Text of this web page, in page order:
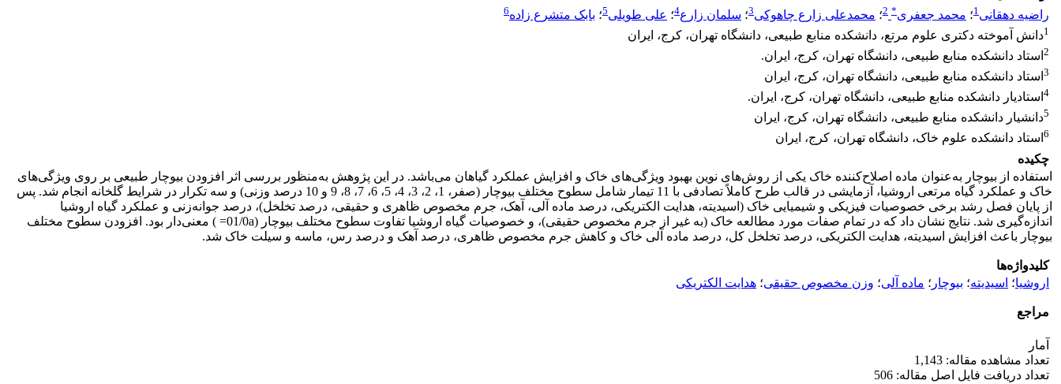
راضیه دهقانی1؛ محمد جعفری*
2؛ محمدعلی زارع چاهوکی3؛ سلمان زارع4؛ علی طویلی5؛ بابک متشرع زاده6
1دانش آموخته دکتری علوم مرتع، دانشکده منابع طبیعی، دانشگاه تهران، کرج، ایران
2 استاد دانشکده منابع طبیعی، دانشگاه تهران، کرج، ایران.
3 استاد دانشکده منابع طبیعی، دانشگاه تهران، کرج، ایران
4 استادیار دانشکده منابع طبیعی، دانشگاه تهران، کرج، ایران.
5دانشیار دانشکده منابع طبیعی، دانشگاه تهران، کرج، ایران
6 استاد دانشکده علوم خاک، دانشگاه تهران، کرج، ایران
چکیده
استفاده از بیوچار به‌عنوان ماده اصلاح‌کننده خاک یکی از روش‌های نوین بهبود ویژگی‌های خاک و افزایش عملکرد گیاهان می‌باشد. در این پژوهش به‌منظور بررسی اثر افزودن بیوچار طبیعی بر روی ویژگی‌های
خاک و عملکرد گیاه مرتعی اروشیا، آزمایشی در قالب طرح کاملاً تصادفی با 11 تیمار شامل سطوح مختلف بیوچار (صفر، 1، 2، 3، 4، 5، 6، 7، 8، 9 و 10 درصد وزنی) و سه تکرار در شرایط گلخانه انجام شد. پس
از پایان فصل رشد برخی خصوصیات فیزیکی و شیمیایی خاک (اسیدیته، هدایت الکتریکی، درصد ماده آلی، آهک، جرم مخصوص ظاهری و حقیقی، درصد تخلخل)، درصد جوانه‌زنی و عملکرد گیاه اروشیا
اندازه‌گیری شد. نتایج نشان داد که در تمام صفات مورد مطالعه خاک (به غیر از جرم مخصوص حقیقی)، و خصوصیات گیاه اروشیا تفاوت سطوح مختلف بیوچار (01/0a= ) معنی‌دار بود. افزودن سطوح مختلف
بیوچار باعث افزایش اسیدیته، هدایت الکتریکی، درصد تخلخل کل، درصد ماده آلی خاک و کاهش جرم مخصوص ظاهری، درصد آهک و درصد رس، ماسه و سیلت خاک شد.
کلیدواژه‌ها
اروشیا؛ اسیدیته؛ بیوچار ؛ ماده آلی؛ وزن مخصوص حقیقی؛ هدایت الکتریکی
مراجع
آمار
تعداد مشاهده مقاله: 1,143
تعداد دریافت فایل اصل مقاله: 506